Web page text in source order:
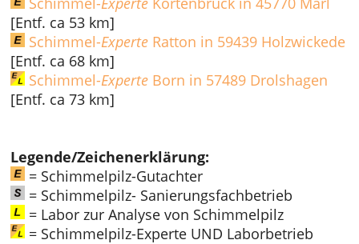
[Entf. ca 53 km]
Schimmel-Experte Ratton in 59439 Holzwickede
[Entf. ca 68 km]
Schimmel-Experte Born in 57489 Drolshagen
[Entf. ca 73 km]
Legende/Zeichenerklärung:
= Schimmelpilz-Gutachter
= Schimmelpilz- Sanierungsfachbetrieb
= Labor zur Analyse von Schimmelpilz
= Schimmelpilz-Experte UND Laborbetrieb